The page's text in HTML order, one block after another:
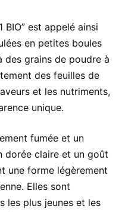
BIO” est appelé ainsi
en petites boules
des grains de poudre à
des feuilles de
et les nutriments,
unique.
fumée et un
dorée claire et un goût
une forme légèrement
Elles sont
les plus jeunes et les